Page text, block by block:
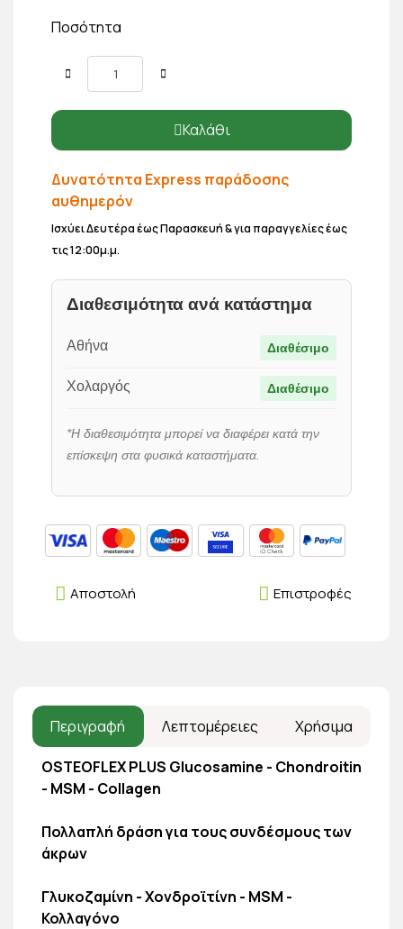
Ποσότητα
Καλάθι
Δυνατότητα Express παράδοσης
αυθημερόν
Ισχύει Δευτέρα έως Παρασκευή & για παραγγελίες έως
τις 12:00μ.μ.
Διαθεσιμότητα ανά κατάστημα
Αθήνα Διαθέσιμο
Χολαργός Διαθέσιμο
*Η διαθεσιμότητα μπορεί να διαφέρει κατά την
επίσκεψη στα φυσικά καταστήματα.
Επιστροφές
Αποστολή
Περιγραφή Λεπτομέρειες Χρήσιμα
OSTEOFLEX PLUS Glucosamine - Chondroitin
- MSM - Collagen
Πολλαπλή δράση για τους συνδέσμους των
άκρων
Γλυκοζαμίνη - Χονδροϊτίνη - MSM -
Κολλαγόνο